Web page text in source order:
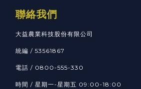
聯絡我們
大益農業科技股份有限公司
統編 / 53561867
電話 / 0800-555-330
時間 / 星期一-星期五 09:00-18:00